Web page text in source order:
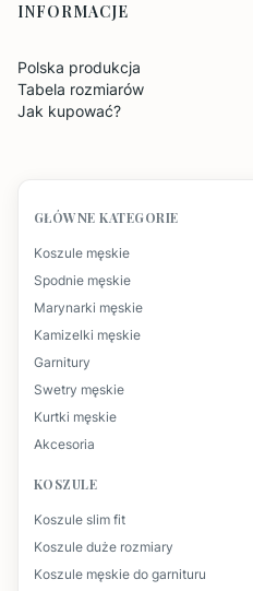
INFORMACJE
Polska produkcja
Tabela rozmiarów
Jak kupować?
GŁÓWNE KATEGORIE
Koszule męskie
Spodnie męskie
Marynarki męskie
Kamizelki męskie
Garnitury
Swetry męskie
Kurtki męskie
Akcesoria
KOSZULE
Koszule slim fit
Koszule duże rozmiary
Koszule męskie do garnituru